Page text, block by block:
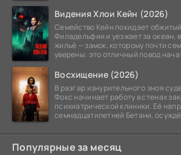
Видения Хлои Кейн (2026)
Семейство Кейн покидает
Филадельфии и уезжает за океан,
жильё — замок, которому почти
уверены: это отличный повод
Восхищение (2026)
В разгар изнурительного зноя
Фокс начинает работу в стенах
психиатрической клиники. Её
семнадцатилетней Бетани,
Популярные за месяц